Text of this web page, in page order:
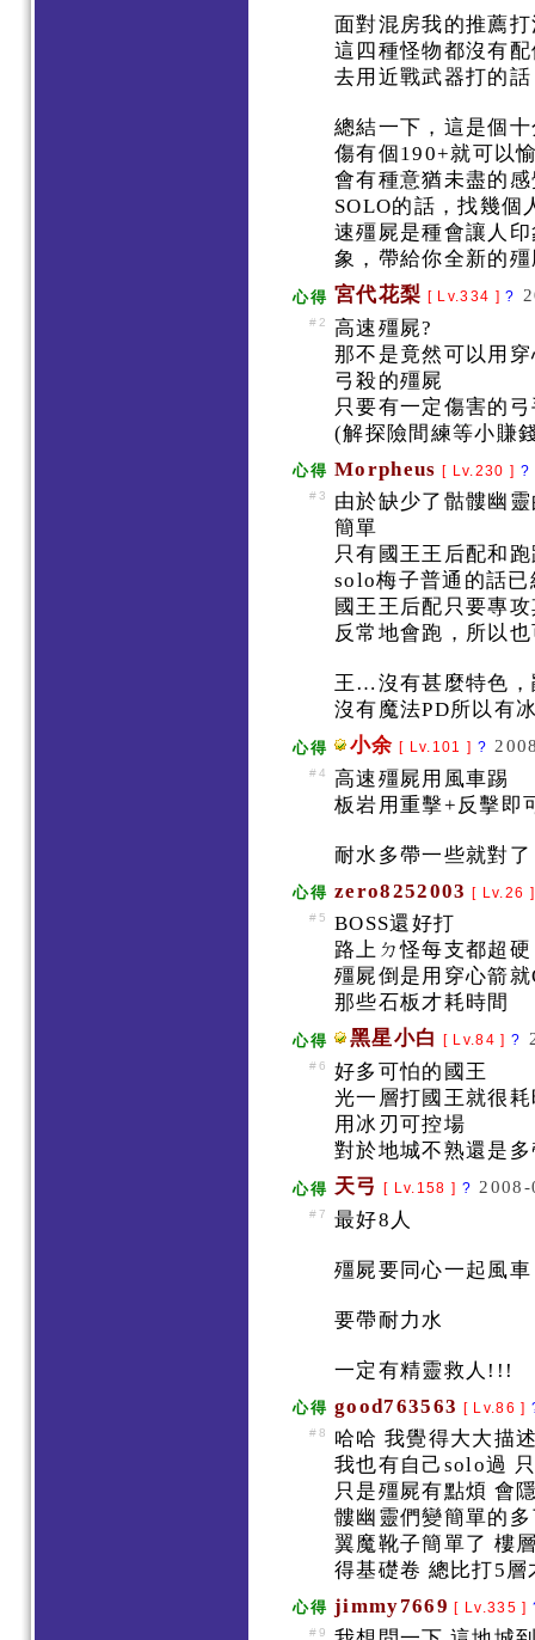
面對混房我的推薦
這四種怪物都沒有
去用近戰武器打的
總結一下，這是個
傷有個190+就可以
會有種意猶未盡的
SOLO的話，找幾
速殭屍是種會讓人
象，帶給你全新的
心得 宮代花梨 [ Lv.334 ]?
#2
高速殭屍?
那不是竟然可以用
弓殺的殭屍
只要有一定傷害的
(解探險間練等小賺
心得 Morpheus [ Lv.230 ] ?
#3
由於缺少了骷髏幽
簡單
只有國王王后配和
solo梅子普通的話
國王王后配只要專
反常地會跑，所以
王…沒有甚麼特色
沒有魔法PD所以有
心得 小余 [ Lv.101 ] ?
#4
高速殭屍用風車踢
板岩用重擊+反擊即
耐水多帶一些就對了
心得 zero8252003 [ Lv.26
#5
BOSS還好打
路上ㄉ怪每支都超
殭屍倒是用穿心箭
那些石板才耗時間
心得 黑星小白 [ Lv.84 ]?
#6
好多可怕的國王
光一層打國王就很
用冰刃可控場
對於地城不熟還是
心得 天弓 [ Lv.158 ] ?
#7 最好8人
殭屍要同心一起風
要帶耐力水
一定有精靈救人!!!
心得 good763563 [ Lv.86 ]
#8
哈哈 我覺得大大描
我也有自己solo過
只是殭屍有點煩 會
髏幽靈們變簡單的
翼魔靴子簡單了 樓
得基礎卷 總比打5
心得 jimmy7669 [ Lv.335 ]
#9